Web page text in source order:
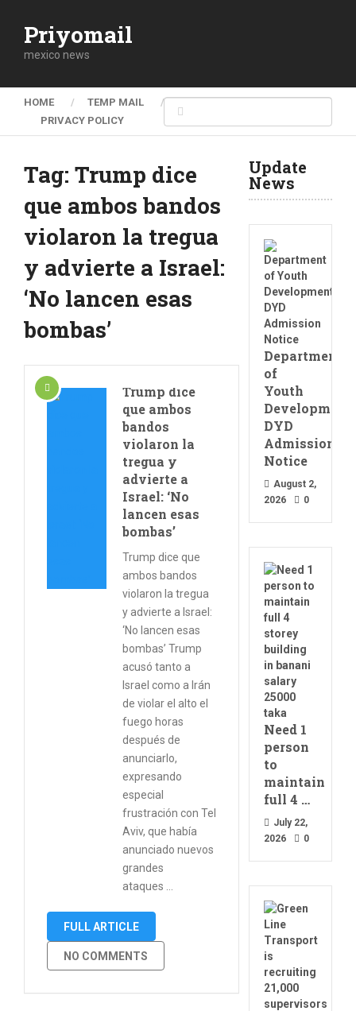
Priyomail
mexico news
HOME
TEMP MAIL
PRIVACY POLICY
Tag: Trump dice
que ambos bandos
violaron la tregua
y advierte a Israel:
‘No lancen esas
bombas’
Trump dice
que ambos
bandos
violaron la
tregua y
advierte a
Israel: ‘No
lancen esas
bombas’
Trump dice que
ambos bandos
violaron la tregua
y advierte a Israel:
‘No lancen esas
bombas’ Trump
acusó tanto a
Israel como a Irán
de violar el alto el
fuego horas
después de
anunciarlo,
expresando
especial
frustración con Tel
Aviv, que había
anunciado nuevos
grandes
ataques …
FULL ARTICLE
NO COMMENTS
Update
News
Department
of
Youth
Development
DYD
Admission
Notice
August 2,
2026
0
Need 1
person
to
maintain
full 4 …
July 22,
2026
0